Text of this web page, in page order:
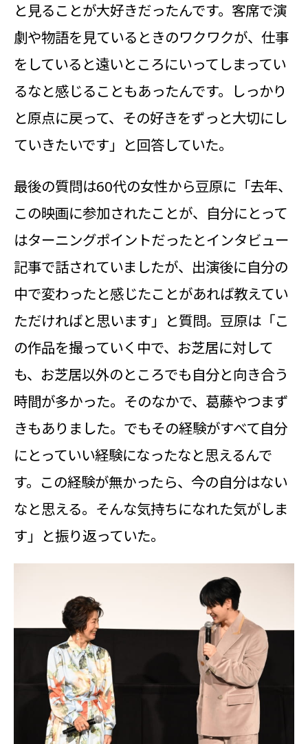
と見ることが大好きだったんです。客席で演
劇や物語を見ているときのワクワクが、仕事
をしていると遠いところにいってしまってい
るなと感じることもあったんです。しっかり
と原点に戻って、その好きをずっと大切にし
ていきたいです」と回答していた。
最後の質問は60代の女性から豆原に「去年、
この映画に参加されたことが、自分にとって
はターニングポイントだったとインタビュー
記事で話されていましたが、出演後に自分の
中で変わったと感じたことがあれば教えてい
ただければと思います」と質問。豆原は「こ
の作品を撮っていく中で、お芝居に対して
も、お芝居以外のところでも自分と向き合う
時間が多かった。そのなかで、葛藤やつまず
きもありました。でもその経験がすべて自分
にとっていい経験になったなと思えるんで
す。この経験が無かったら、今の自分はない
なと思える。そんな気持ちになれた気がしま
す」と振り返っていた。